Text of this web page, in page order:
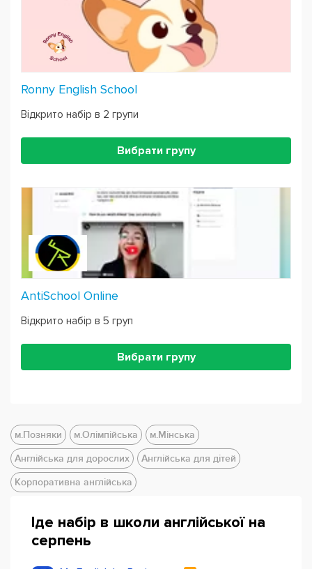
Ronny English School
Відкрито набір в 2 групи
Вибрати групу
AntiSchool Online
Відкрито набір в 5 груп
Вибрати групу
м.Позняки м.Олімпійська
м.Мінська
Англійська для дорослих
Англійська для дітей
Корпоративна англійська
Іде набір в школи англійської на
серпень